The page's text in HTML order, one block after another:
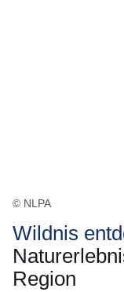
© NLPA
Wildnis
Region